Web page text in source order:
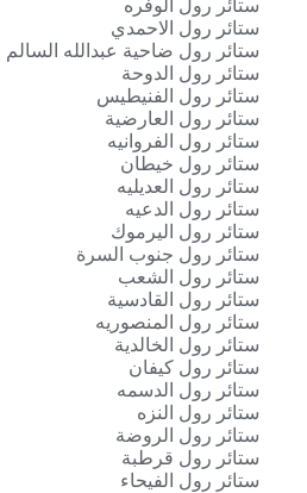
ستائر رول الوفره
ستائر رول الاحمدي
ستائر رول ضاحية عبدالله السالم
ستائر رول الدوحة
ستائر رول الفنيطيس
ستائر رول العارضية
ستائر رول الفروانيه
ستائر رول خيطان
ستائر رول العديليه
ستائر رول الدعيه
ستائر رول اليرموك
ستائر رول جنوب السرة
ستائر رول الشعب
ستائر رول القادسية
ستائر رول المنصوريه
ستائر رول الخالدية
ستائر رول كيفان
ستائر رول الدسمه
ستائر رول النزه
ستائر رول الروضة
ستائر رول قرطبة
ستائر رول الفيحاء